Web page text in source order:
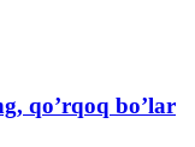
qo’rqoq bo’lar